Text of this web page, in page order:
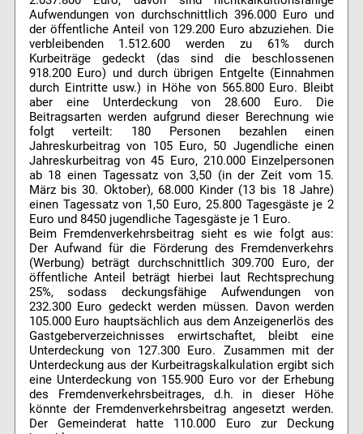
Aufwendungen von durchschnittlich 396.000 Euro und
der öffentliche Anteil von 129.200 Euro abzuziehen. Die
verbleibenden 1.512.600 werden zu 61% durch
Kurbeiträge gedeckt (das sind die beschlossenen
918.200 Euro) und durch übrigen Entgelte (Einnahmen
durch Eintritte usw.) in Höhe von 565.800 Euro. Bleibt
aber eine Unterdeckung von 28.600 Euro. Die
Beitragsarten werden aufgrund dieser Berechnung wie
folgt verteilt: 180 Personen bezahlen einen
Jahreskurbeitrag von 105 Euro, 50 Jugendliche einen
Jahreskurbeitrag von 45 Euro, 210.000 Einzelpersonen
ab 18 einen Tagessatz von 3,50 (in der Zeit vom 15.
März bis 30. Oktober), 68.000 Kinder (13 bis 18 Jahre)
einen Tagessatz von 1,50 Euro, 25.800 Tagesgäste je 2
Euro und 8450 jugendliche Tagesgäste je 1 Euro.
Beim Fremdenverkehrsbeitrag sieht es wie folgt aus:
Der Aufwand für die Förderung des Fremdenverkehrs
(Werbung) beträgt durchschnittlich 309.700 Euro, der
öffentliche Anteil beträgt hierbei laut Rechtsprechung
25%, sodass deckungsfähige Aufwendungen von
232.300 Euro gedeckt werden müssen. Davon werden
105.000 Euro hauptsächlich aus dem Anzeigenerlös des
Gastgeberverzeichnisses erwirtschaftet, bleibt eine
Unterdeckung von 127.300 Euro. Zusammen mit der
Unterdeckung aus der Kurbeitragskalkulation ergibt sich
eine Unterdeckung von 155.900 Euro vor der Erhebung
des Fremdenverkehrsbeitrages, d.h. in dieser Höhe
könnte der Fremdenverkehrsbeitrag angesetzt werden.
Der Gemeinderat hatte 110.000 Euro zur Deckung